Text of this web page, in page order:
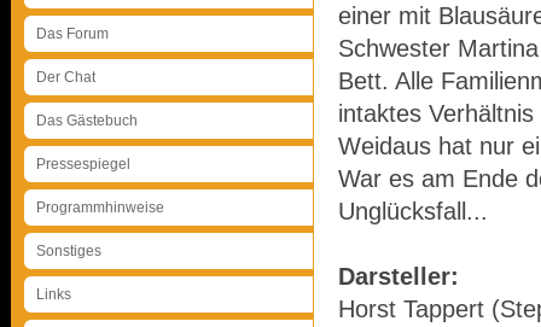
Das Forum
Der Chat
Das Gästebuch
Pressespiegel
Programmhinweise
Sonstiges
Links
einer mit
Schwester
Bett. Alle
intaktes
Weidaus hat nur
War es am Ende
Unglücksfall...
Darsteller:
Horst Tappert